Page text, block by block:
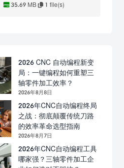
35.69 MB 1 file(s)
2026 CNC 自动编程新变
局：一键编程如何重塑三
轴零件加工效率？
2026年8月8日
2026年CNC自动编程终局
之战：彻底颠覆传统刀路
的效率革命选型指南
2026年8月7日
2026年CNC自动编程工具
哪家强？三轴零件加工企